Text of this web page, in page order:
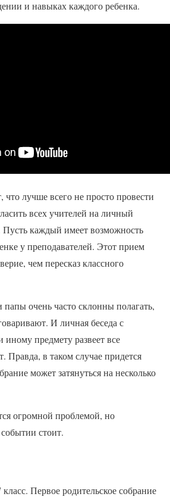
и навыках каждого ребенка.
что лучше всего не просто провести
всех учителей на личный
Пусть каждый имеет возможность
у преподавателей. Этот прием
чем пересказ классного
очень часто склонны полагать,
И личная беседа с
предмету развеет все
Правда, в таком случае придется
может затянуться на несколько
огромной проблемой, но
стоит.
Первое родительское собрание